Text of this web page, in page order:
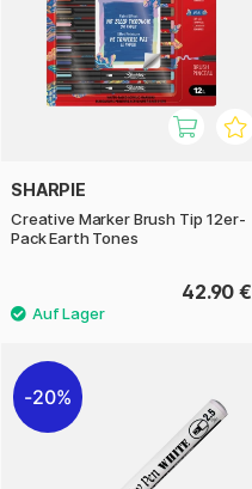
SHARPIE
Creative Marker Brush Tip 12er-
Pack Earth Tones
42.90 €
20%